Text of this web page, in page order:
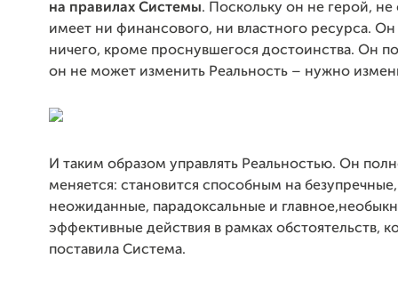
на правилах Системы. Поскольку он не герой,
имеет ни финансового, ни властного ресурса.
ничего, кроме проснувшегося достоинства. Он
он не может изменить Реальность – нужно
И таким образом управлять Реальностью. Он
меняется: становится способным на безупречные,
неожиданные, парадоксальные и
эффективные действия в рамках обстоятельств,
поставила Система.